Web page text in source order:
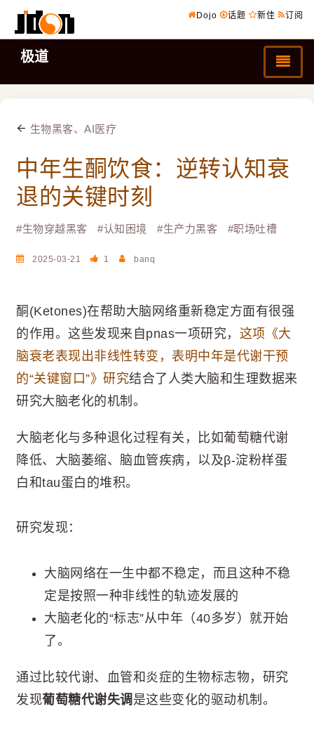
Dojo 话题 新佳 订阅
极道
生物黑客、AI医疗
中年生酮饮食：逆转认知衰
退的关键时刻
#生物穿越黑客 #认知困境 #生产力黑客 #职场吐槽
2025-03-21 1 banq
酮(Ketones)在帮助大脑网络重新稳定方面有很强
的作用。这些发现来自pnas一项研究， 这项《大
脑衰老表现出非线性转变，表明中年是代谢干预
的“关键窗口”》研究结合了人类大脑和生理数据来
研究大脑老化的机制。
大脑老化与多种退化过程有关，比如葡萄糖代谢
降低、大脑萎缩、脑血管疾病，以及β-淀粉样蛋
白和tau蛋白的堆积。
研究发现：
大脑网络在一生中都不稳定，而且这种不稳
定是按照一种非线性的轨迹发展的
大脑老化的“标志”从中年（40多岁）就开始
了。
通过比较代谢、血管和炎症的生物标志物，研究
发现葡萄糖代谢失调 是这些变化的驱动机制。